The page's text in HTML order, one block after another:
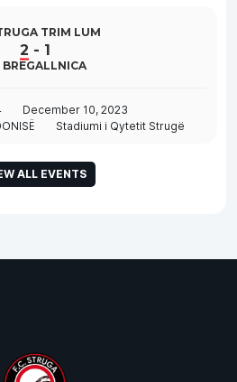
TRIM LUM
2 - 1
BREGALLNICA
December 10, 2023
Stadiumi i Qytetit Strugë
ALL EVENTS